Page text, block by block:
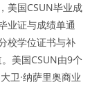
美国CSUN毕业成
业证与成绩单通
校学位证书与补
美国CSUN由9个
卫·纳萨里奥商业